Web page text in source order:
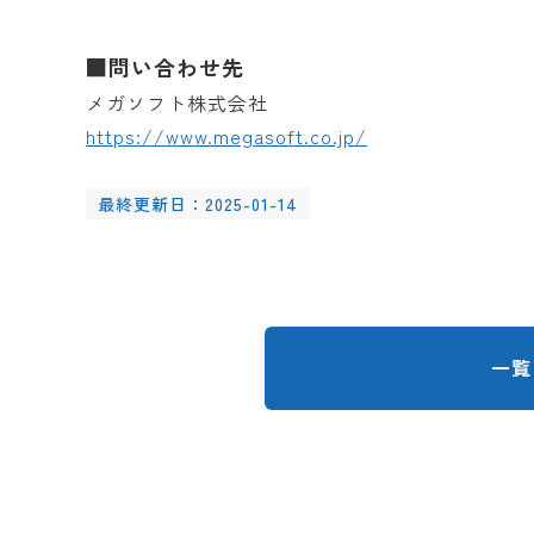
■問い合わせ先
メガソフト株式会社
https://www.megasoft.co.jp/
最終更新日：2025-01-14
一